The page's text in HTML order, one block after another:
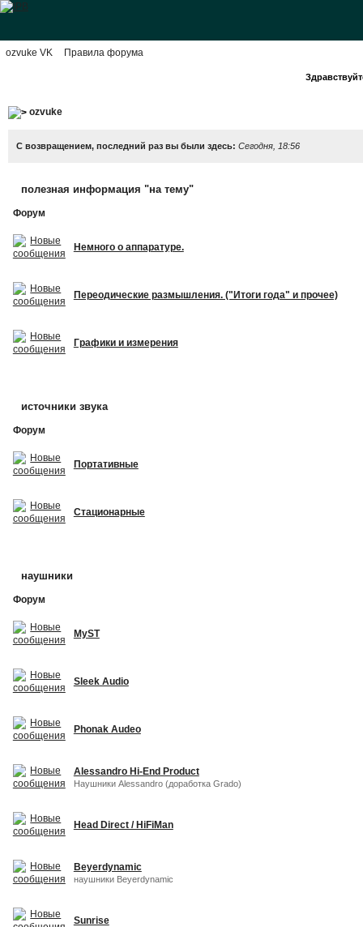
ozvuke VK Правила форума
ozvuke
С возвращением, последний раз вы были здесь: Сегодня, 18:56
полезная информация "на тему"
Форум
Немного о аппаратуре.
Переодические размышления. ("Итоги года" и прочее)
Графики и измерения
источники звука
Форум
Портативные
Стационарные
наушники
Форум
MyST
Sleek Audio
Phonak Audeo
Alessandro Hi-End Product
Наушники Alessandro (доработка Grado)
Head Direct / HiFiMan
Beyerdynamic
наушники Beyerdynamic
Sunrise